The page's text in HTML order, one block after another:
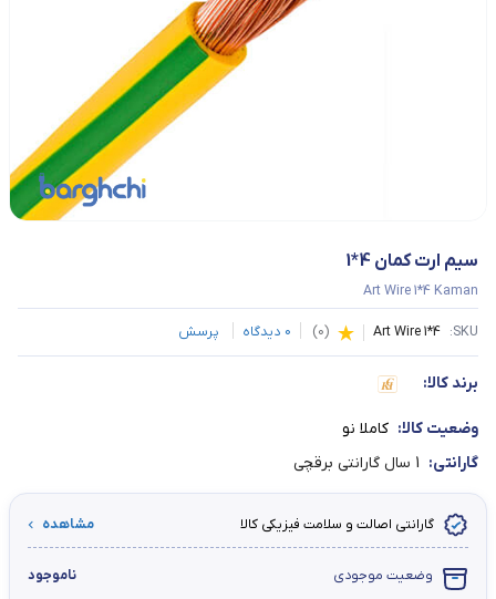
سیم ارت کمان 4*1
Art Wire 1*4 Kaman
SKU:
Art Wire 1*4
(
0
)
0 دیدگاه پرسش
برند کالا:
وضعیت کالا: کاملا نو
گارانتی: 1 سال گارانتی برقچی
گارانتی اصالت و سلامت فیزیکی کالا مشاهده
وضعیت موجودی
ناموجود